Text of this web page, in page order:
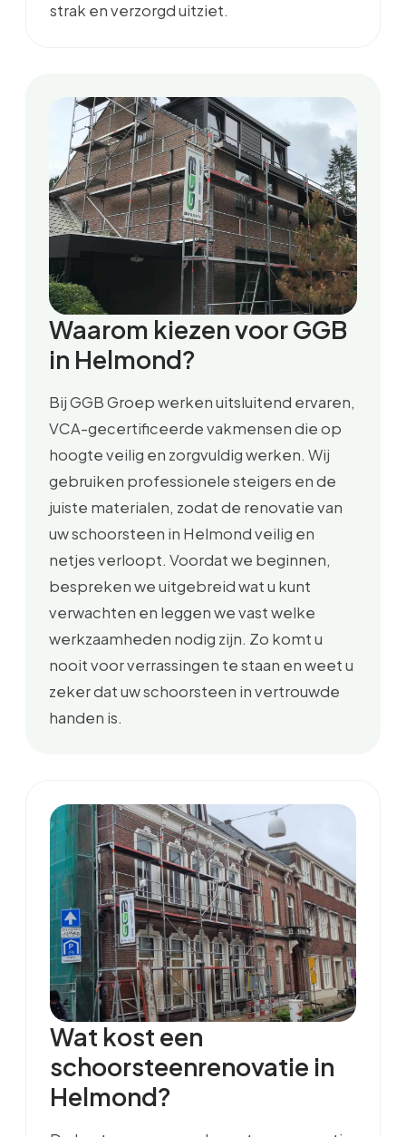
strak en verzorgd uitziet.
Waarom kiezen voor GGB
in Helmond?
Bij GGB Groep werken uitsluitend ervaren,
VCA-gecertificeerde vakmensen die op
hoogte veilig en zorgvuldig werken. Wij
gebruiken professionele steigers en de
juiste materialen, zodat de renovatie van
uw schoorsteen in Helmond veilig en
netjes verloopt. Voordat we beginnen,
bespreken we uitgebreid wat u kunt
verwachten en leggen we vast welke
werkzaamheden nodig zijn. Zo komt u
nooit voor verrassingen te staan en weet u
zeker dat uw schoorsteen in vertrouwde
handen is.
Wat kost een
schoorsteenrenovatie in
Helmond?